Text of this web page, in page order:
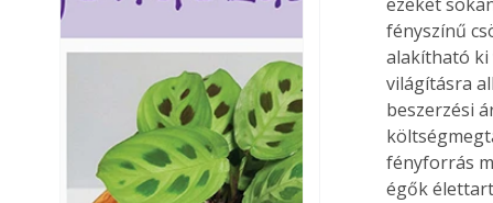
fényszínű
alakítható ki
világításra
beszerzési
fényforrás
égők